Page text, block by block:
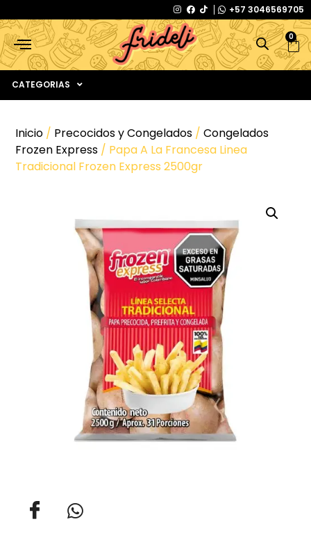
+57 3046569705
0
CATEGORIAS
Inicio / Precocidos y Congelados /Congelados
Frozen Express / Papa A La Francesa Linea
Tradicional Frozen Express 2500gr